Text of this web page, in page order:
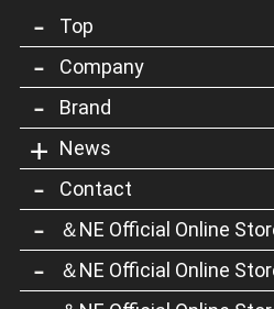
Top
Company
Brand
News
Contact
＆NE Official Online
＆NE Official Online